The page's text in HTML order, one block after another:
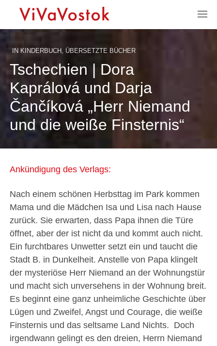
IN KINDERBUCH , ÜBERSETZTE BÜCHER
Tschechien | Dora
Kaprálová und Darja
Čančíková „Herr Niemand
und die weiße Finsternis“
Ankündigung des Verlags:
Nach einem schönen Herbsttag im Park kommen
Mama und die Mädchen Isa und Lisa nach Hause
zurück. Sie erwarten, dass Papa ihnen die Türe
öffnet, aber der ist nicht da und kommt auch nicht.
Ein furchtbares Unwetter setzt ein und taucht die
Stadt B. in Dunkelheit. Anstelle von Papa klingelt
der mysteriöse Herr Niemand an der Wohnungstür
und macht sich unversehens in der Wohnung breit.
Es beginnt eine ganz unheimliche Geschichte über
Lügen und Zweifel, Angst und Courage, die weiße
Finsternis und das seltsame Land Nichts. Doch
irgendwann gelingt es den dreien, Herrn Niemand